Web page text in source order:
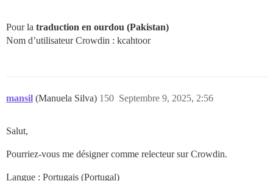
Pour la traduction en ourdou (Pakistan)
Nom d’utilisateur Crowdin : kcahtoor
mansil (Manuela Silva) Septembre 9, 2025, 2:56
150
Salut,
Pourriez-vous me désigner comme relecteur sur Crowdin.
Langue : Portugais (Portugal)